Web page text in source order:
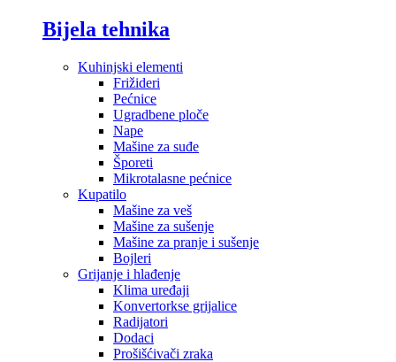
Bijela tehnika
Kuhinjski elementi
Frižideri
Pećnice
Ugradbene ploče
Nape
Mašine za suđe
Šporeti
Mikrotalasne pećnice
Kupatilo
Mašine za veš
Mašine za sušenje
Mašine za pranje i sušenje
Bojleri
Grijanje i hlađenje
Klima uređaji
Konvertorkse grijalice
Radijatori
Dodaci
Prošišćivači zraka